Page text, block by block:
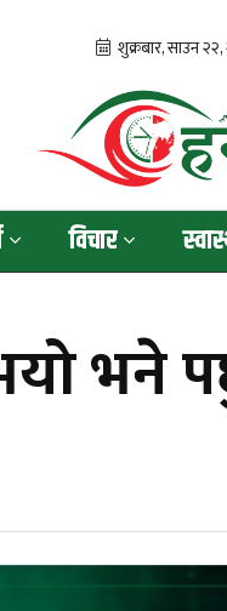
विचार
भने